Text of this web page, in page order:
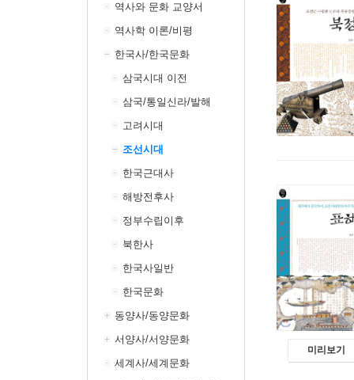
역사와 문화 교양서
역사학 이론/비평
한국사/한국문화
삼국시대 이전
삼국/통일신라/발해
고려시대
조선시대
한국근대사
해방전후사
정부수립이후
북한사
한국사일반
한국문화
동양사/동양문화
서양사/서양문화
세계사/세계문화
미리보기